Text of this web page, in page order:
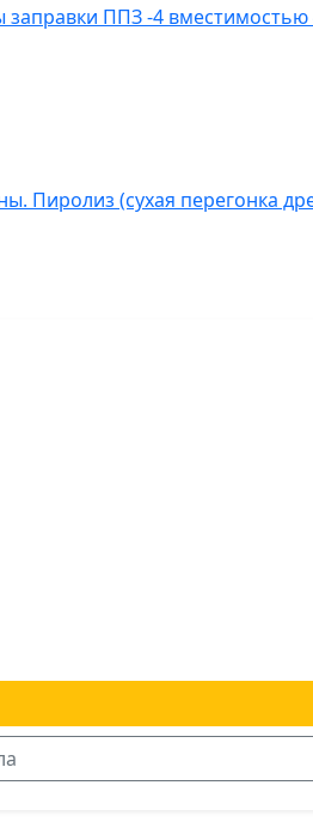
ППЗ -4 вместимостью
Пиролиз (сухая перегонка